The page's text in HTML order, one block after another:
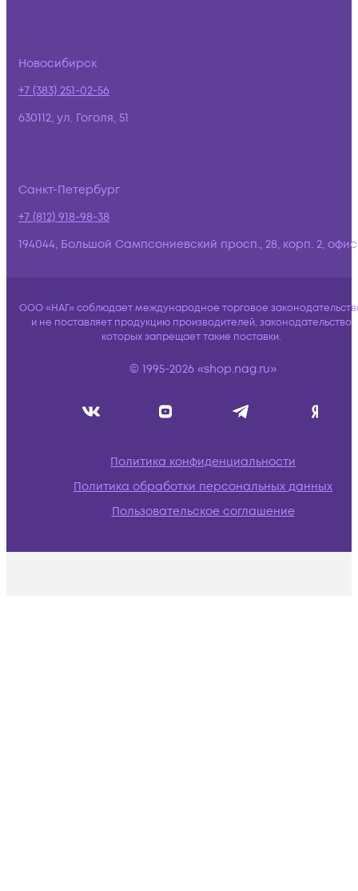
Новосибирск
+7 (383) 251-02-56
630112, ул. Гоголя, 51
Санкт-Петербург
+7 (812) 918-98-38
194044, Большой Сампсониевский просп., 28, корп. 2,
ООО «НАГ» соблюдает международное торговое
и не поставляет продукцию производителей, законодательство
которых запрещает такие поставки.
© 1995-2026 «shop.nag.ru»
Политика конфиденциальности
Политика обработки персональных данных
Пользовательское соглашение